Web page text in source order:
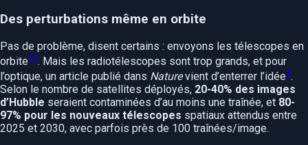
Des perturbations même en orbite
Pas de problème, disent certains : envoyons les télescopes en
orbite10. Mais les radiotélescopes sont trop grands, et pour
l’optique, un article publié dans Naturevient d’enterrer l’idée4.
Selon le nombre de satellites déployés, 20-40% des images
d’Hubble seraient contaminées d’au moins une traînée, et 80-
97% pour les nouveaux télescopes spatiaux attendus entre
2025 et 2030, avec parfois près de 100 traînées/image.